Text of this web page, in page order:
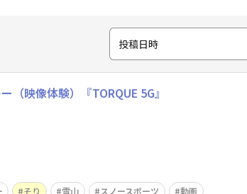
投稿日時
映像体験）『TORQUE 5G』
そり 雪山 スノースポーツ 動画